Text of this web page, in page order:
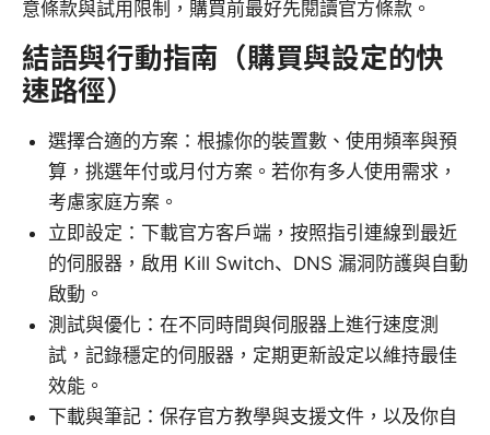
意條款與試用限制，購買前最好先閱讀官方條款。
結語與行動指南（購買與設定的快
速路徑）
選擇合適的方案：根據你的裝置數、使用頻率與預
算，挑選年付或月付方案。若你有多人使用需求，
考慮家庭方案。
立即設定：下載官方客戶端，按照指引連線到最近
的伺服器，啟用 Kill Switch、DNS 漏洞防護與自動
啟動。
測試與優化：在不同時間與伺服器上進行速度測
試，記錄穩定的伺服器，定期更新設定以維持最佳
效能。
下載與筆記：保存官方教學與支援文件，以及你自